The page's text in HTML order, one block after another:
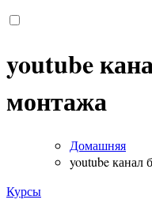
youtube
монтажа
Домашняя
youtube канал
Курсы